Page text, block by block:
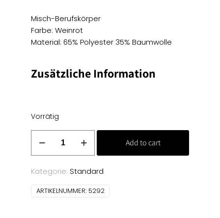
Misch-Berufskörper
Farbe: Weinrot
Material: 65% Polyester 35% Baumwolle
Zusätzliche Information
Vorrätig
Berufskörper
-
Weinrot
Menge
Add to cart
Kategorie: Standard
ARTIKELNUMMER: 5292